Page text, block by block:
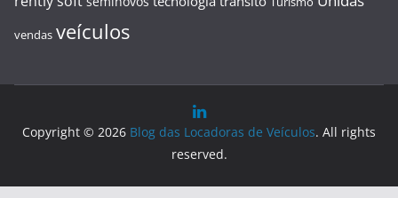
vendas veículos
Copyright © 2026 Blog das Locadoras de Veículos. All rights
reserved.